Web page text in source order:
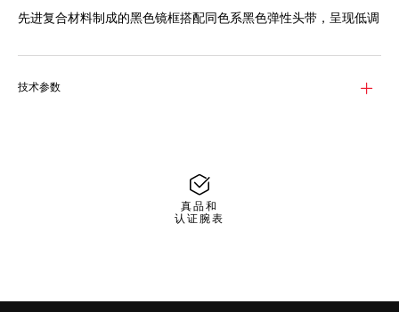
先进复合材料制成的黑色镜框搭配同色系黑色弹性头带，呈现低调
呈献，盒内包含用于保护镜架的热压成型硬质眼镜盒，以及用于日
常护理镜片的超细纤维收纳包。
技术参数
真品和
认证腕表